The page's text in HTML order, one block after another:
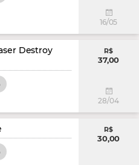
16/05
Destroy
R$
37,00
28/04
R$
30,00